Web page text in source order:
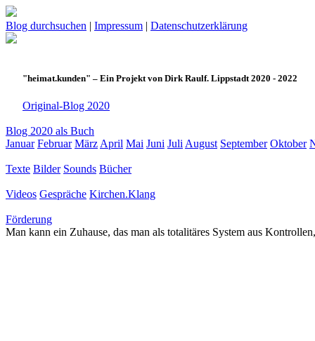
Blog durchsuchen | Impressum | Datenschutzerklärung
"heimat.kunden" – Ein Projekt von Dirk Raulf. Lippstadt 2020 - 2022
Original-Blog 2020
Blog 2020 als Buch
Januar Februar März April Mai Juni Juli August September Oktober
Texte Bilder Sounds Bücher
Videos Gespräche Kirchen.Klang
Förderung
Man kann ein Zuhause, das man als totalitäres System aus